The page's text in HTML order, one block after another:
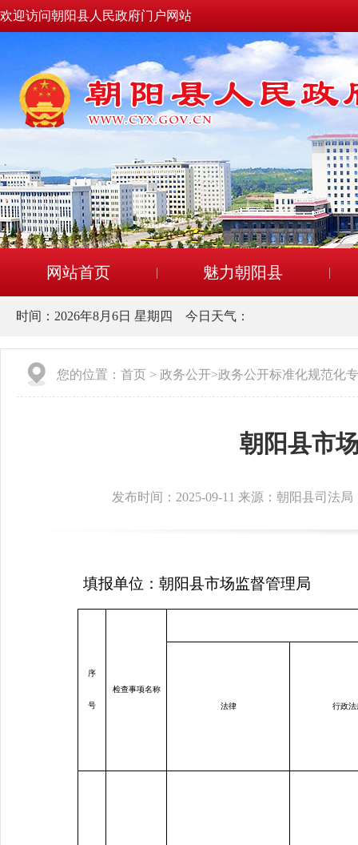
欢迎访问朝阳县人民政府门户网站
网站首页 魅力朝阳县
时间： 2026年8月6日 星期四 今日天气：
您的位置： 首页 > 政务公开>政务公开标准化规范化
朝阳县市
发布时间：2025-09-11 来源：朝阳县司法局
填报单位：朝阳县市场监督管理局
序
号
检查事项名称
法律
行政法